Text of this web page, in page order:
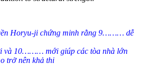
Horyu-ji chứng minh rằng 9……… dễ
và 10……… mới giúp các tòa nhà lớn
trở nên khả thi